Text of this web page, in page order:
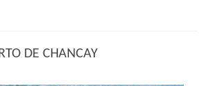
DE CHANCAY